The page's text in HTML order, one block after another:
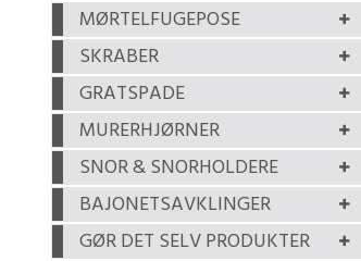
MØRTELFUGEPOSE
SKRABER
GRATSPADE
MURERHJØRNER
SNOR & SNORHOLDERE
BAJONETSAVKLINGER
GØR DET SELV PRODUKTER